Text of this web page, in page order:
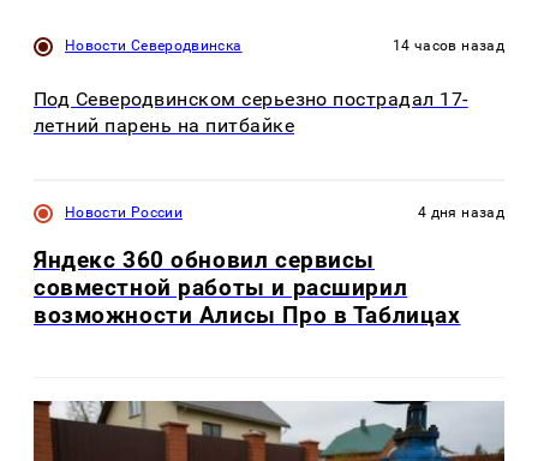
Новости Северодвинска 14 часов назад
Под Северодвинском серьезно пострадал 17-
летний парень на питбайке
Новости России 4 дня назад
Яндекс 360 обновил сервисы
совместной работы и расширил
возможности Алисы Про в Таблицах